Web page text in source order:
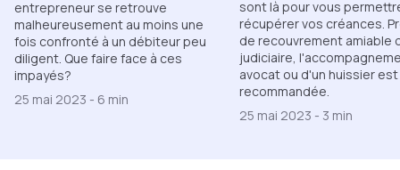
entrepreneur se retrouve
malheureusement au moins une
fois confronté à un débiteur peu
diligent. Que faire face à ces
impayés?
25 mai 2023 - 6 min
sont là pour vous
récupérer vos créances.
de recouvrement amiable
judiciaire,
avocat ou d'un huissier est
recommandée.
25 mai 2023 - 3 min